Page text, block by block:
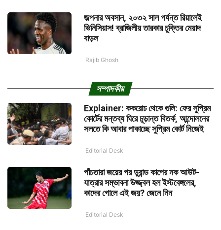
জল্পনার অবসান, ২০৩২ সাল পর্যন্ত রিয়ালেই
ভিনিসিয়াস! ব্রাজিলীয় তারকার চুক্তির মেয়াদ
বাড়ল
Rajib Ghosh
সম্পাদকীয়
Explainer: ককরোচ থেকে গুলি: ফের সুপ্রিম
কোর্টের মন্তব্য ঘিরে চূড়ান্ত বিতর্ক, আন্দোলনের
সলতে কি আবার পাকাচ্ছে সুপ্রিম কোর্ট নিজেই
Editorial Desk
পাঁচতারা জয়ের পর ডুরান্ড কাপের নক আউট-
যাত্রার সম্ভাবনা উজ্জ্বল হল ইস্টবেঙ্গলের,
কাদের গোলে এই জয়? জেনে নিন
Editorial Desk